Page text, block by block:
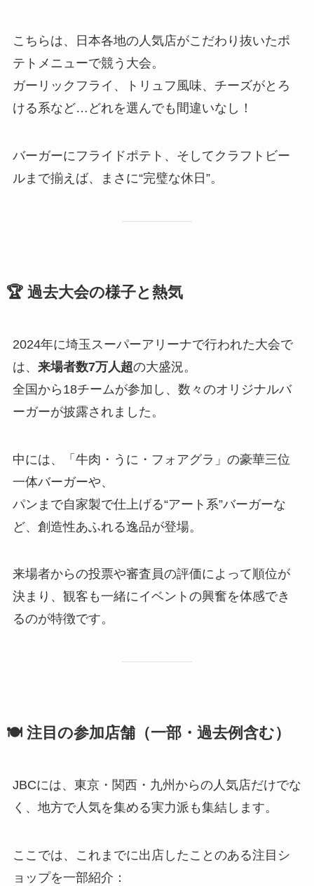
こちらは、日本各地の人気店がこだわり抜いたポ
テトメニューで競う大会。
ガーリックフライ、トリュフ風味、チーズがとろ
ける系など…どれを選んでも間違いなし！
バーガーにフライドポテト、そしてクラフトビー
ルまで揃えば、まさに“完璧な休日”。
🏆 過去大会の様子と熱気
2024年に埼玉スーパーアリーナで行われた大会で
は、 来場者数7万人超の大盛況。
全国から18チームが参加し、数々のオリジナルバ
ーガーが披露されました。
中には、「牛肉・うに・フォアグラ」の豪華三位
一体バーガーや、
パンまで自家製で仕上げる“アート系”バーガーな
ど、創造性あふれる逸品が登場。
来場者からの投票や審査員の評価によって順位が
決まり、観客も一緒にイベントの興奮を体感でき
るのが特徴です。
🍽 注目の参加店舗（一部・過去例含む）
JBCには、東京・関西・九州からの人気店だけでな
く、地方で人気を集める実力派も集結します。
ここでは、これまでに出店したことのある注目シ
ョップを一部紹介：